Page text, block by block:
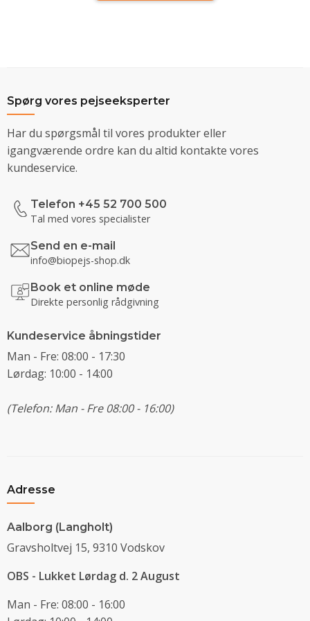
Spørg vores pejseeksperter
Har du spørgsmål til vores produkter eller
igangværende ordre kan du altid kontakte vores
kundeservice.
Telefon +45 52 700 500
Tal med vores specialister
Send en e-mail
info@biopejs-shop.dk
Book et online møde
Direkte personlig rådgivning
Kundeservice åbningstider
Man - Fre: 08:00 - 17:30
Lørdag: 10:00 - 14:00
(Telefon: Man - Fre 08:00 - 16:00)
Adresse
Aalborg (Langholt)
Gravsholtvej 15, 9310 Vodskov
OBS - Lukket Lørdag d. 2 August
Man - Fre: 08:00 - 16:00